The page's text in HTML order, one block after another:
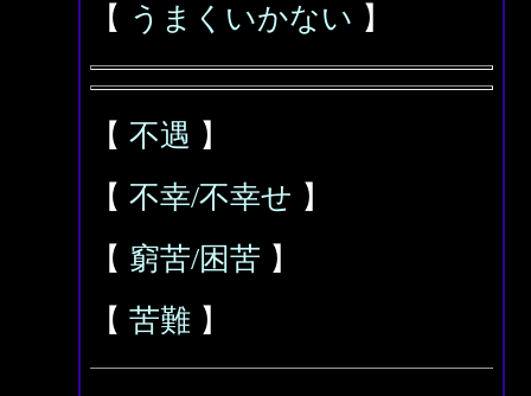
【 うまくいかない 】
【 不遇 】
【 不幸/不幸せ 】
【 窮苦/困苦 】
【 苦難 】